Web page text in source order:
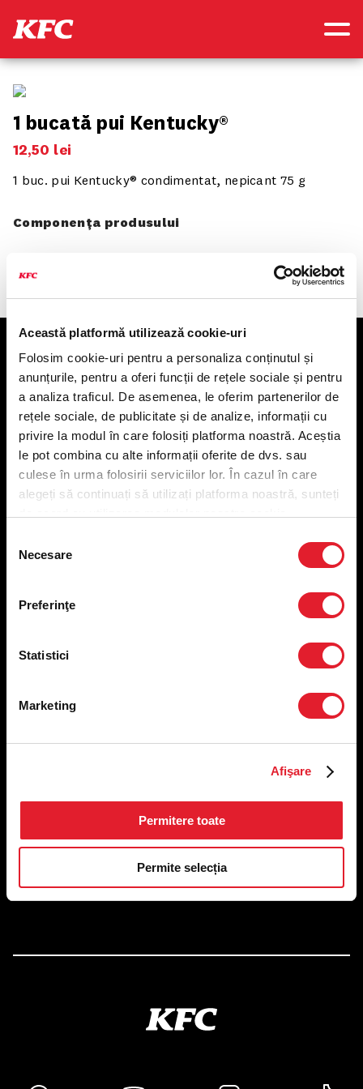
Această platformă utilizează cookie-uri
Folosim cookie-uri pentru a personaliza conținutul și
anunțurile, pentru a oferi funcții de rețele sociale și pentru
a analiza traficul. De asemenea, le oferim partenerilor de
rețele sociale, de publicitate și de analize, informații cu
privire la modul în care folosiți platforma noastră. Aceștia
le pot combina cu alte informații oferite de dvs. sau
culese în urma folosirii serviciilor lor. În cazul în care
alegeți să continuați să utilizați platforma noastră, sunteți
consimțământului
Necesare
Preferinţe
Statistici
Marketing
Afişare
Permitere toate
Permite selecția
1 bucată pui Kentucky®
12,50 lei
1 buc. pui Kentucky® condimentat, nepicant 75 g
Componența produsului
KFC
Meniu livrare
Meniu ridicare
Nutriționale și Alergeni
Abonare Newsletter
Contact
Utile
Politica privind prelucrarea datelor
Preferințe cookies
Restaurante
Adresă sediu: Bucureşti Sectorul 1, Calea Dorobanţilor, Nr.
CAMERA 5, Etaj 2